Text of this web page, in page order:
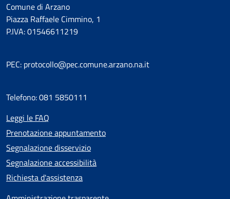
Comune di Arzano
Piazza Raffaele Cimmino, 1
P.IVA: 01546611219
PEC: protocollo@pec.comune.arzano.na.it
Telefono: 081 5850111
Leggi le FAQ
Prenotazione appuntamento
Segnalazione disservizio
Segnalazione accessibilità
Richiesta d'assistenza